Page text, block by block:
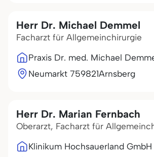
Herr Dr. Michael Demmel
Facharzt für Allgemeinchirurgie
Praxis Dr. med. Michael
Neumarkt 759821Arnsberg
Herr Dr. Marian Fernbach
Oberarzt, Facharzt für
Klinikum Hochsauerland GmbH